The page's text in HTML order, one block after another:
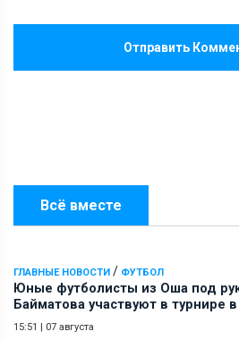
Всё вместе
ГЛАВНЫЕ НОВОСТИ / ФУТБОЛ
Юные футболисты из Оша под
Байматова участвуют в турнире в
15:51 | 07 августа
Отправить